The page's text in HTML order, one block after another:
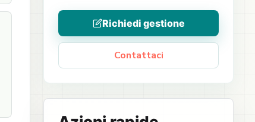
Richiedi gestione
Contattaci